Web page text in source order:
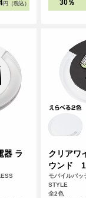
円（税込） 30％
器 ラ
クリアワ
ウンド
モバイルバッ
STYLE
全2色